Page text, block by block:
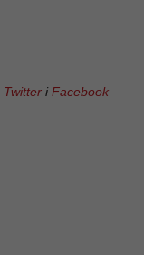
Twitter iFacebook